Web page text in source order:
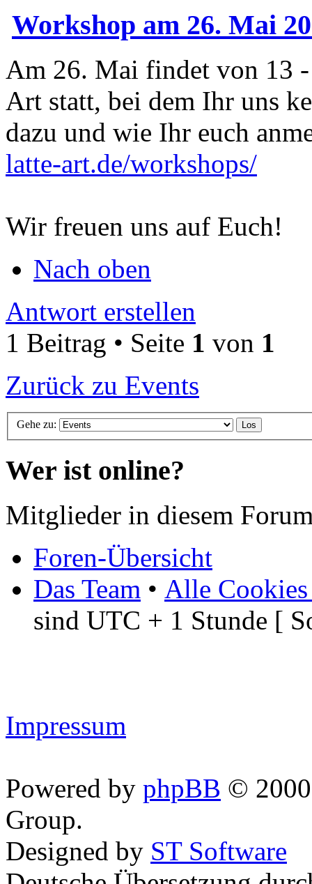
Workshop am 26. Mai
Am 26. Mai findet von 13
Art statt, bei dem Ihr uns
dazu und wie Ihr euch
latte-art.de/workshops/
Wir freuen uns auf Euch!
Nach oben
Antwort erstellen
1 Beitrag • Seite 1 von 1
Zurück zu Events
Gehe zu:
Wer ist online?
Mitglieder in diesem
Foren-Übersicht
Das Team • Alle Cookies
sind UTC + 1 Stunde [
Impressum
Powered by phpBB ©
Group.
Designed by ST Software